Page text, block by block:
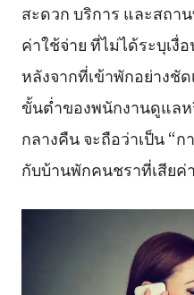
สะดวก บริการ และสถา
ค่าใช้จ่าย ที่ไม่ได้ระบุเงื่
หลังจากที่เข้าพักอย่างชั
ขั้นต่ำของพนักงานดูแลห
กลางคืน จะถือว่าเป็น “
กับบ้านพักคนชราที่เสียค่